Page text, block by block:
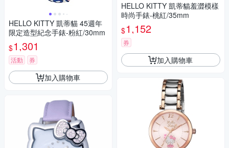
HELLO KITTY 凱蒂貓 45週年
限定造型紀念手錶-粉紅/30mm
$1,301
活動 券
加入購物車
HELLO KITTY 凱蒂貓羞澀模樣
時尚手錶-桃紅/35mm
$1,152
券
加入購物車